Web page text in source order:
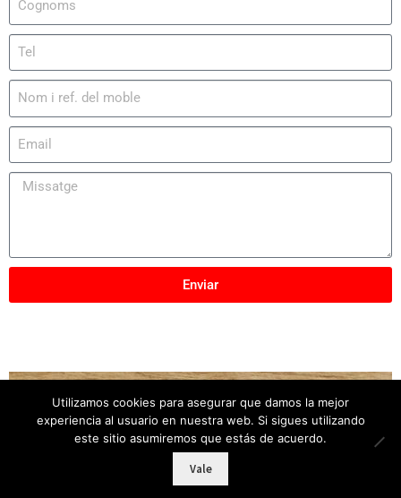
Enviar
Copyright © 2025 Mobles Elber – Tots els drets
reservats
Utilizamos cookies para asegurar que damos la mejor
experiencia al usuario en nuestra web. Si sigues utilizando
este sitio asumiremos que estás de acuerdo.
Vale